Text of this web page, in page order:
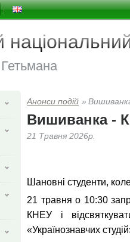
Анонси подій »
Вишиванка -
21 Травня 2026р.
Шановні студенти,
21 травня о 10:30
КНЕУ і
«Українознавчих